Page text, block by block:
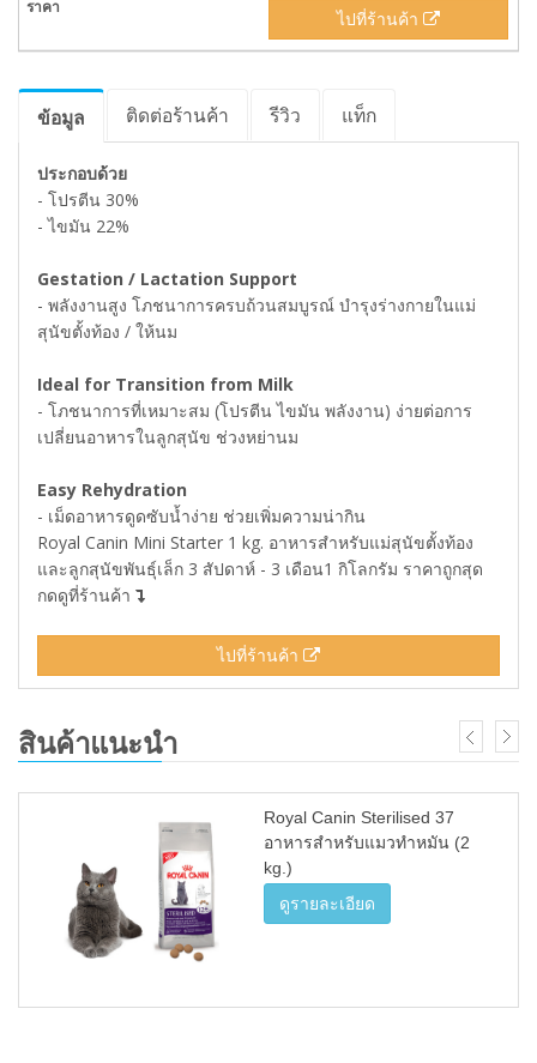
ไปที่ร้านค้า
ข้อมูล ติดต่อร้านค้า รีวิว แท็ก
ประกอบด้วย
- โปรตีน 30%
- ไขมัน 22%
Gestation / Lactation Support
- พลังงานสูง โภชนาการครบถ้วนสมบูรณ์ บำรุงร่างกายในแม่
สุนัขตั้งท้อง / ให้นม
Ideal for Transition from Milk
- โภชนาการที่เหมาะสม (โปรตีน ไขมัน พลังงาน) ง่ายต่อการ
เปลี่ยนอาหารในลูกสุนัข ช่วงหย่านม
Easy Rehydration
- เม็ดอาหารดูดซับน้ำง่าย ช่วยเพิ่มความน่ากิน
Royal Canin Mini Starter 1 kg. อาหารสำหรับแม่สุนัขตั้งท้อง
และลูกสุนัขพันธุ์เล็ก 3 สัปดาห์ - 3 เดือน1 กิโลกรัม ราคาถูกสุด
กดดูที่ร้านค้า
ไปที่ร้านค้า
สินค้าแนะนำ
Royal Canin Sterilised 37
อาหารสำหรับแมวทำหมัน (2
kg.)
ดูรายละเอียด